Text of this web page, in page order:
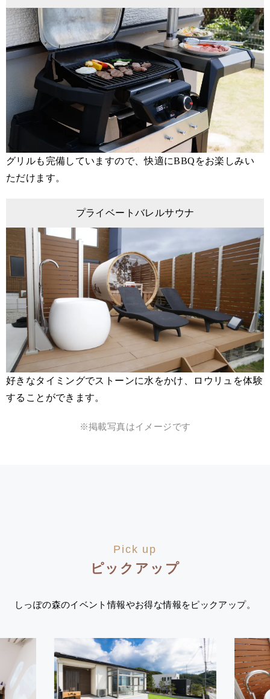
グリルも完備していますので、快適にBBQをお楽しみい
ただけます。
プライベートバレルサウナ
好きなタイミングでストーンに水をかけ、ロウリュを体験
することができます。
※掲載写真はイメージです
Pick up
ピックアップ
しっぽの森のイベント情報やお得な情報をピックアップ。